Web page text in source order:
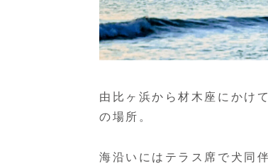
由比ヶ浜から材木座にかけ
の場所。
海沿いにはテラス席で犬同